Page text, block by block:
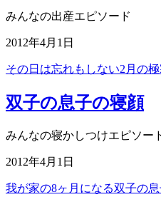
みんなの出産エピソード
2012年4月1日
その日は忘れもしない2月の
双子の息子の寝顔
みんなの寝かしつけエピソー
2012年4月1日
我が家の8ヶ月になる双子の